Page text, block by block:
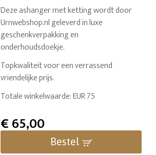
Deze ashanger met ketting wordt door
Urnwebshop.nl geleverd in luxe
geschenkverpakking en
onderhoudsdoekje.
Topkwaliteit voor een verrassend
vriendelijke prijs.
Totale winkelwaarde: EUR 75
€65,00
Bestel